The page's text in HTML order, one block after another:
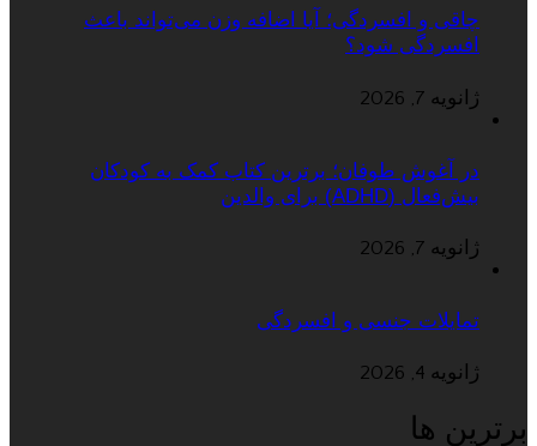
چاقی و افسردگی؛ آیا اضافه وزن می‌تواند باعث
افسردگی شود؟
ژانویه 7, 2026
در آغوش طوفان؛ برترین کتاب کمک به کودکان
بیش‌فعال (ADHD) برای والدین
ژانویه 7, 2026
تمایلات جنسی و افسردگی
ژانویه 4, 2026
برترین ها